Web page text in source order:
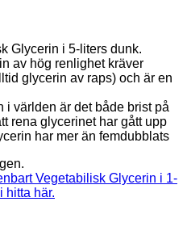
Glycerin i 5-liters dunk.
av hög renlighet kräver
glycerin av raps) och är en
i världen är det både brist på
rena glycerinet har gått upp
har mer än femdubblats
Vegetabilisk Glycerin i 1-
hitta här.